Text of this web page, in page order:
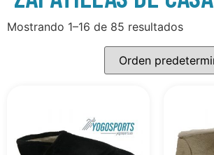
Mostrando 1–16 de 85 resultados